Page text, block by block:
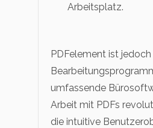
Arbeitsplatz.
PDFelement ist jedoch
umfassende
Arbeit mit PDFs
die intuitive